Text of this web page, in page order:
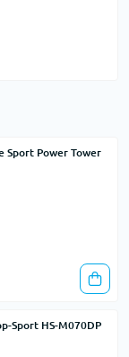
Sport Power Tower
Sport HS-M070DP